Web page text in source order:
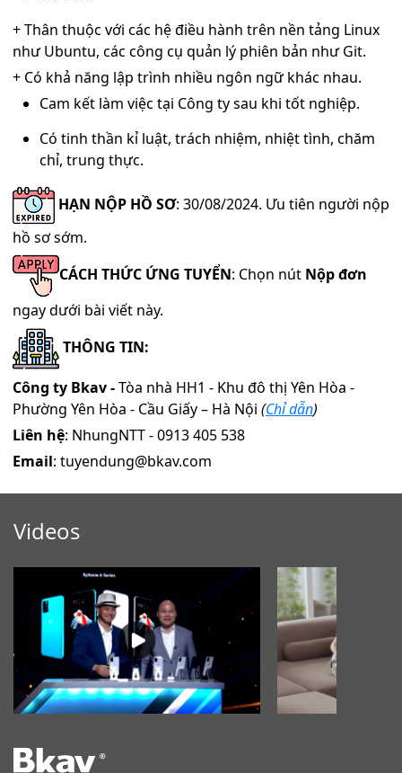
+ Thân thuộc với các hệ điều hành trên nền tảng Linux
như Ubuntu, các công cụ quản lý phiên bản như Git.
+ Có khả năng lập trình nhiều ngôn ngữ khác nhau.
Cam kết làm việc tại Công ty sau khi tốt nghiệp.
Có tinh thần kỉ luật, trách nhiệm, nhiệt tình, chăm
chỉ, trung thực.
HẠN NỘP HỒ SƠ: 30/08/2024. Ưu tiên người nộp
hồ sơ sớm.
CÁCH THỨC ỨNG TUYỂN: Chọn nút Nộp đơn
ngay dưới bài viết này.
THÔNG TIN:
Công ty Bkav -Tòa nhà HH1 - Khu đô thị Yên Hòa -
Phường Yên Hòa - Cầu Giấy – Hà Nội (Chỉ dẫn)
Liên hệ: NhungNTT - 0913 405 538
Email: tuyendung@bkav.com
Videos